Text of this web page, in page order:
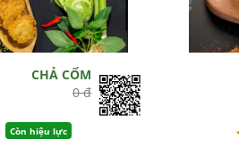
CHẢ CỐM
0 đ
Còn hiệu lực